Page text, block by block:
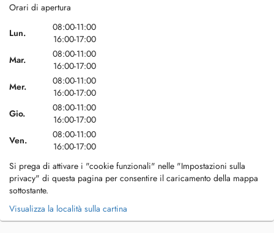
Orari di apertura
Lun.
08:00-11:00
16:00-17:00
Mar.
08:00-11:00
16:00-17:00
Mer.
08:00-11:00
16:00-17:00
Gio.
08:00-11:00
16:00-17:00
Ven.
08:00-11:00
16:00-17:00
Si prega di attivare i "cookie funzionali" nelle "Impostazioni sulla
privacy" di questa pagina per consentire il caricamento della mappa
sottostante.
Visualizza la località sulla cartina